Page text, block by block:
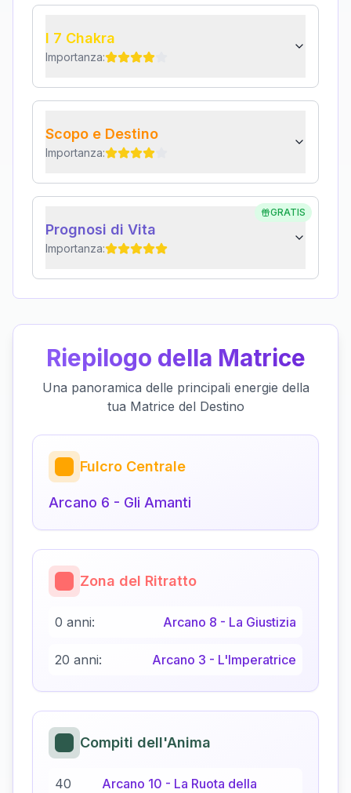
I 7 Chakra
Importanza:
Scopo e Destino
Importanza:
GRATIS
Prognosi di Vita
Importanza:
Riepilogo della Matrice
Una panoramica delle principali energie della
tua Matrice del Destino
Fulcro Centrale
Arcano 6 - Gli Amanti
Zona del Ritratto
0 anni: Arcano 8 - La Giustizia
20 anni: Arcano 3 - L'Imperatrice
Compiti dell'Anima
40
Arcano 10 - La Ruota della